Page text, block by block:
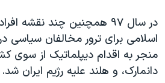
در سال ۹۷ همچنین چند نقشه
اسلامی برای ترور مخالفان سیاسی
منجر به اقدام دیپلماتیک از سوی
دانمارک، و هلند علیه رژیم ایران شد.